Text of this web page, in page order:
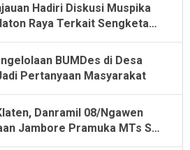
Hadiri Diskusi Muspika
Raya Terkait Sengketa
BUMDes di Desa
Pertanyaan Masyarakat
Danramil 08/Ngawen
Jambore Pramuka MTs Se-